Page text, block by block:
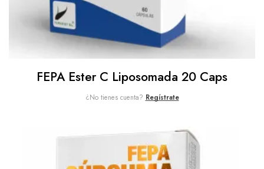
FEPA Ester C Liposomada 20 Caps
¿No tienes cuenta? Regístrate